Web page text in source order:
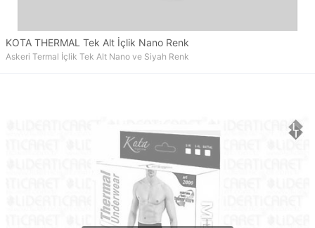
KOTA THERMAL Tek Alt İçlik Nano Renk
Askeri Termal İçlik Tek Alt Nano ve Siyah Renk